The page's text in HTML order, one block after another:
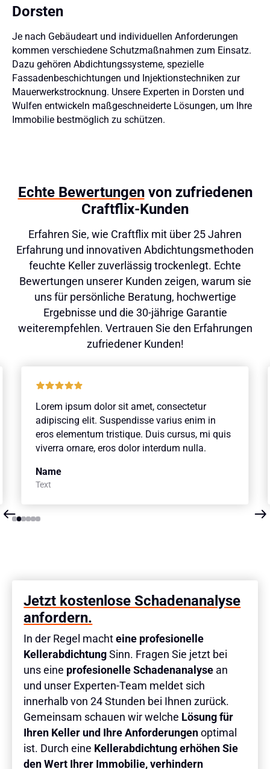
Dorsten
Je nach Gebäudeart und individuellen Anforderungen
kommen verschiedene Schutzmaßnahmen zum Einsatz.
Dazu gehören Abdichtungssysteme, spezielle
Fassadenbeschichtungen und Injektionstechniken zur
Mauerwerkstrocknung. Unsere Experten in Dorsten und
Wulfen entwickeln maßgeschneiderte Lösungen, um Ihre
Immobilie bestmöglich zu schützen.
Echte Bewertungenvon zufriedenen
Craftflix-Kunden
Erfahren Sie, wie Craftflix mit über 25 Jahren
Erfahrung und innovativen Abdichtungsmethoden
feuchte Keller zuverlässig trockenlegt. Echte
Bewertungen unserer Kunden zeigen, warum sie
uns für persönliche Beratung, hochwertige
Ergebnisse und die 30-jährige Garantie
weiterempfehlen. Vertrauen Sie den Erfahrungen
zufriedener Kunden!
Lorem ipsum dolor sit amet, consectetur
adipiscing elit. Suspendisse varius enim in
eros elementum tristique. Duis cursus, mi quis
viverra ornare, eros dolor interdum nulla.
Name
Text
Slide 2 of 6.
Jetzt kostenlose Schadenanalyse
anfordern.
In der Regel machteine profesionelle
Kellerabdichtung Sinn. Fragen Sie jetzt bei
uns eine profesionelle Schadenanalyse an
und unser Experten-Team meldet sich
innerhalb von 24 Stunden bei Ihnen zurück.
Gemeinsam schauen wir welche Lösung für
Ihren Keller und Ihre Anforderungenoptimal
ist. Durch eine Kellerabdichtung erhöhen Sie
den Wert Ihrer Immobilie, verhindern